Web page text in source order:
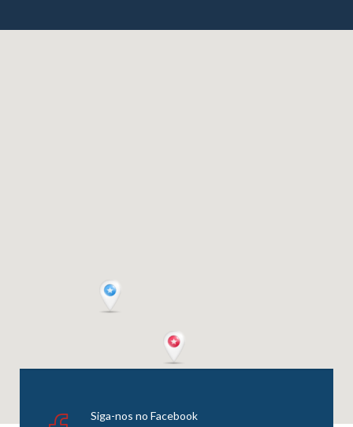
Siga-nos no Facebook